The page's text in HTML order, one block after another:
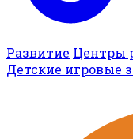
Развитие Центры
Детские игровые